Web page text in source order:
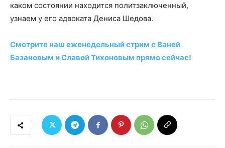
каком состоянии находится политзаключенный,
узнаем у его адвоката Дениса Шедова.
Смотрите наш еженедельный стрим с Ваней
Базановым и Славой Тихоновым прямо сейчас!